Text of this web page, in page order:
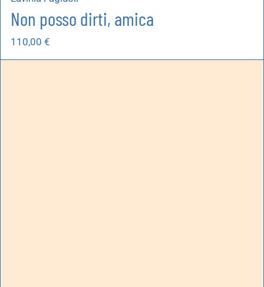
Non posso dirti, amica
110,00 €